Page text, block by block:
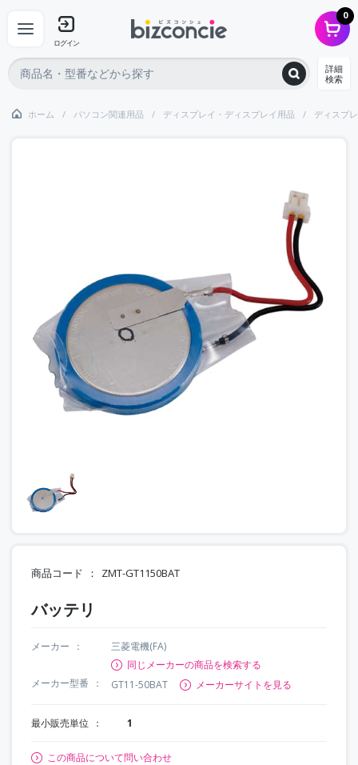
ログイン
0
詳細
検索
ホーム パソコン関連用品 ディスプレイ・ディスプレイ用品 ディスプ
商品コード ZMT-GT1150BAT
バッテリ
メーカー
三菱電機(FA)
同じメーカーの商品を検索する
メーカー型番
GT11-50BAT メーカーサイトを見る
最小販売単位 1
この商品について問い合わせ